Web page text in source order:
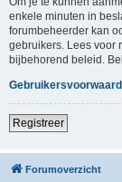
enkele minuten in
forumbeheerder kan
gebruikers. Lees voor
bijbehorend beleid.
Registreer
Forumoverzicht